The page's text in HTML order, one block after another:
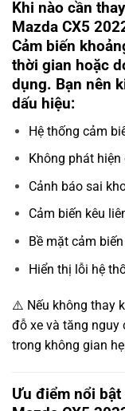
Khi nào cần
Mazda CX5
Cảm biến
thời gian hoặc
dụng. Bạn nên
dấu hiệu:
Hệ thống cảm
Không phát
Cảnh báo sai
Cảm biến kêu
Bề mặt cảm
Hiển thị lỗi hệ
⚠️ Nếu không thay
đỗ xe và tăng nguy
trong không gian
Ưu điểm nổi